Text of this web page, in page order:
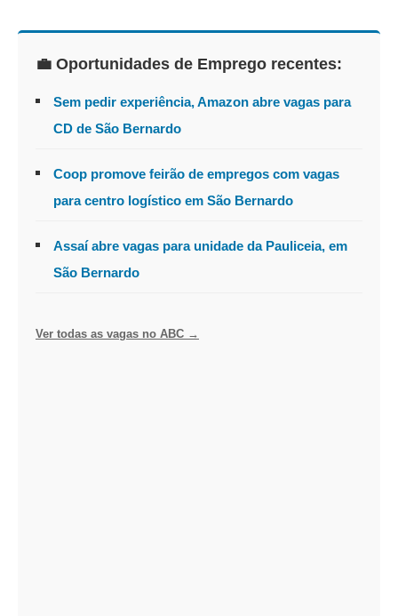
💼 Oportunidades de Emprego recentes:
Sem pedir experiência, Amazon abre vagas para
CD de São Bernardo
Coop promove feirão de empregos com vagas
para centro logístico em São Bernardo
Assaí abre vagas para unidade da Pauliceia, em
São Bernardo
Ver todas as vagas no ABC →